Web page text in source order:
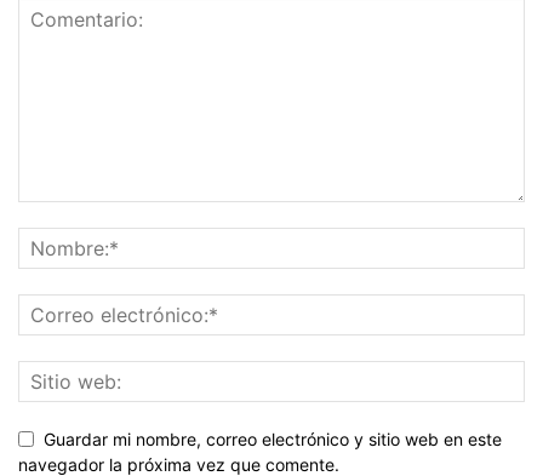
Guardar mi nombre, correo electrónico y sitio web en este
navegador la próxima vez que comente.